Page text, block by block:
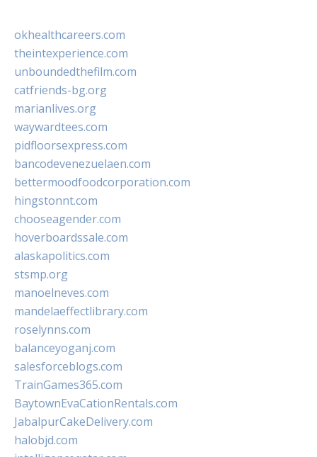
okhealthcareers.com
theintexperience.com
unboundedthefilm.com
catfriends-bg.org
marianlives.org
waywardtees.com
pidfloorsexpress.com
bancodevenezuelaen.com
bettermoodfoodcorporation.com
hingstonnt.com
chooseagender.com
hoverboardssale.com
alaskapolitics.com
stsmp.org
manoelneves.com
mandelaeffectlibrary.com
roselynns.com
balanceyoganj.com
salesforceblogs.com
TrainGames365.com
BaytownEvaCationRentals.com
JabalpurCakeDelivery.com
halobjd.com